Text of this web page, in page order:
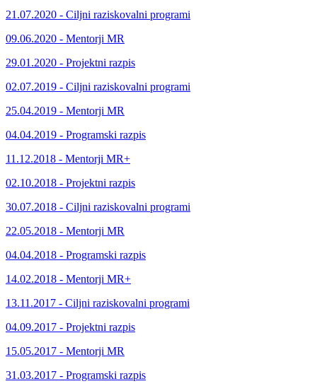
21.07.2020 - Ciljni raziskovalni programi
09.06.2020 - Mentorji MR
29.01.2020 - Projektni razpis
02.07.2019 - Ciljni raziskovalni programi
25.04.2019 - Mentorji MR
04.04.2019 - Programski razpis
11.12.2018 - Mentorji MR+
02.10.2018 - Projektni razpis
30.07.2018 - Ciljni raziskovalni programi
22.05.2018 - Mentorji MR
04.04.2018 - Programski razpis
14.02.2018 - Mentorji MR+
13.11.2017 - Ciljni raziskovalni programi
04.09.2017 - Projektni razpis
15.05.2017 - Mentorji MR
31.03.2017 - Programski razpis